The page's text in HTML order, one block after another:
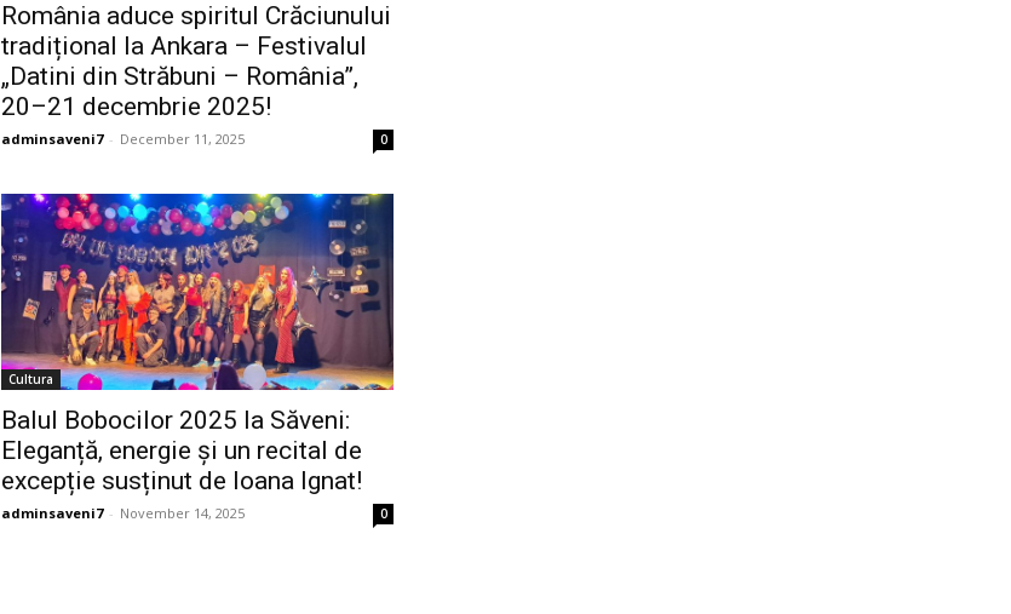
România aduce spiritul Crăciunului
tradițional la Ankara – Festivalul
„Datini din Străbuni – România”,
20–21 decembrie 2025!
adminsaveni7 - December 11, 2025 0
Cultura
Balul Bobocilor 2025 la Săveni:
Eleganță, energie și un recital de
excepție susținut de Ioana Ignat!
adminsaveni7 - November 14, 2025 0